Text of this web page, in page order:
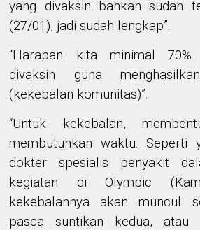
yang divaksin bahkan sudah
(27/01), jadi sudah lengkap”.
“Harapan kita minimal
divaksin guna
(kekebalan komunitas)”.
“Untuk kekebalan,
membutuhkan waktu. Seperti
dokter spesialis penyakit
kegiatan di Olympic
kekebalannya akan muncul
pasca suntikan kedua,